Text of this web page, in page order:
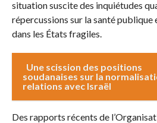
situation suscite des inquiétudes
répercussions sur la santé publique
dans les États fragiles.
Une scission des positions
soudanaises sur la
relations avec Israël
Des rapports récents de